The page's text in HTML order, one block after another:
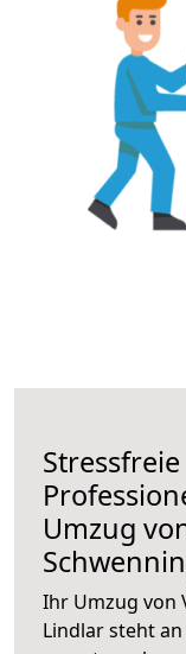
Umzug
Ihr Umzug von
Lindlar steht